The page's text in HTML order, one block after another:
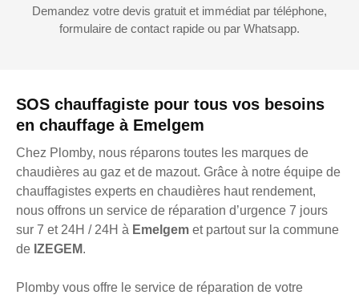
SOS chauffagiste pour tous vos besoins
en chauffage à Emelgem
Chez Plomby, nous réparons toutes les marques de
chaudières au gaz et de mazout. Grâce à notre équipe de
chauffagistes experts en chaudières haut rendement,
nous offrons un service de réparation d’urgence 7 jours
sur 7 et 24H / 24H à Emelgem et partout sur la commune
de IZEGEM.
Plomby vous offre le service de réparation de votre
Demandez votre devis gratuit et immédiat par téléphone,
formulaire de contact rapide ou par Whatsapp.